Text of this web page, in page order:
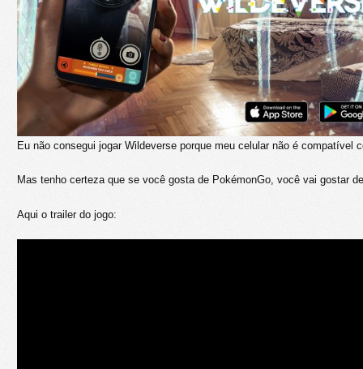
Eu não consegui jogar Wildeverse porque meu celular não é compatível
Mas tenho certeza que se você gosta de PokémonGo, você vai gostar
Aqui o trailer do jogo: